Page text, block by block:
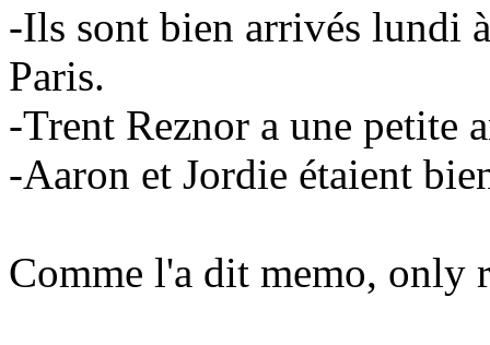
-Ils sont bien arrivés lundi
Paris.
-Trent Reznor a une petite
-Aaron et Jordie étaient
Comme l'a dit memo, only